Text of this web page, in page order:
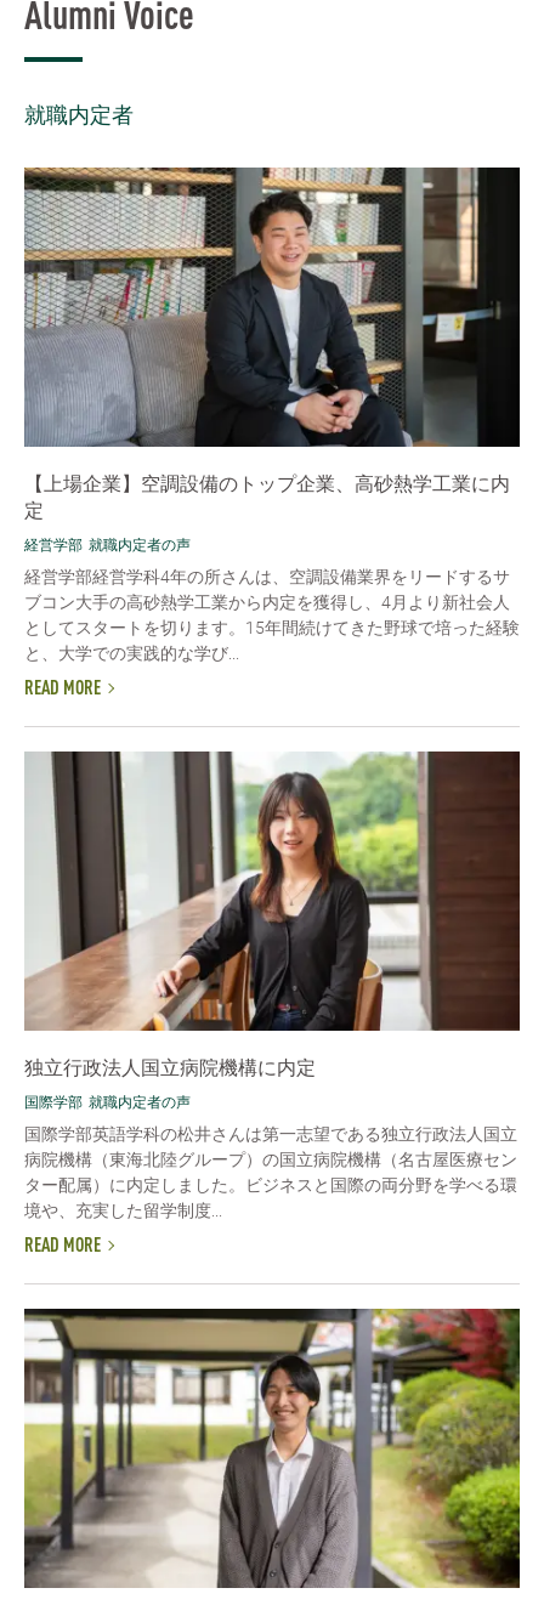
Alumni Voice
就職内定者
【上場企業】空調設備のトップ企業、高砂熱学工業に内
定
経営学部 就職内定者の声
経営学部経営学科4年の所さんは、空調設備業界をリードするサ
ブコン大手の高砂熱学工業から内定を獲得し、4月より新社会人
としてスタートを切ります。15年間続けてきた野球で培った経験
と、大学での実践的な学び...
READ MORE
独立行政法人国立病院機構に内定
国際学部 就職内定者の声
国際学部英語学科の松井さんは第一志望である独立行政法人国立
病院機構（東海北陸グループ）の国立病院機構（名古屋医療セン
ター配属）に内定しました。ビジネスと国際の両分野を学べる環
境や、充実した留学制度...
READ MORE